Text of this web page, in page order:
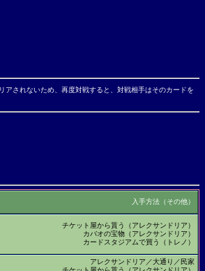
されないため、再度対戦すると、対戦相手はそのカードを
入手方法（その他）
チケット屋から貰う（アレクサンドリア）
カバオの宝物（アレクサンドリア）
カードスタジアムで買う（トレノ）
アレクサンドリア／大通り／民家